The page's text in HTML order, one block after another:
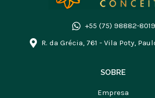
+55 (75) 98882-8019
R. da Grécia, 761 - Vila Poty,
SOBRE
Empresa